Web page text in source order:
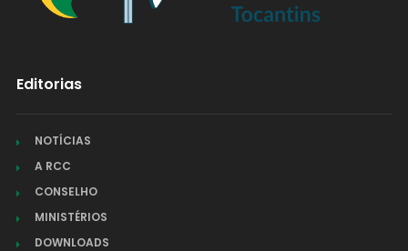
Editorias
NOTÍCIAS
A RCC
CONSELHO
MINISTÉRIOS
DOWNLOADS